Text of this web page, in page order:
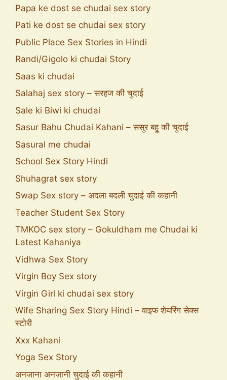
Papa ke dost se chudai sex story
Pati ke dost se chudai sex story
Public Place Sex Stories in Hindi
Randi/Gigolo ki chudai Story
Saas ki chudai
Salahaj sex story – सरहज की चुदाई
Sale ki Biwi ki chudai
Sasur Bahu Chudai Kahani – ससुर बहू की चुदाई
Sasural me chudai
School Sex Story Hindi
Shuhagrat sex story
Swap Sex story – अदला बदली चुदाई की कहानी
Teacher Student Sex Story
TMKOC sex story – Gokuldham me Chudai ki
Latest Kahaniya
Vidhwa Sex Story
Virgin Boy Sex story
Virgin Girl ki chudai sex story
Wife Sharing Sex Story Hindi – वाइफ शेयरिंग सेक्स
स्टोरी
Xxx Kahani
Yoga Sex Story
अनजाना अनजानी चुदाई की कहानी